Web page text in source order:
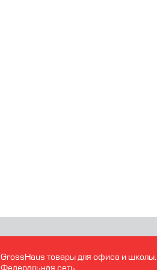
GrossHaus товары для офиса и школы.
Федеральная сеть